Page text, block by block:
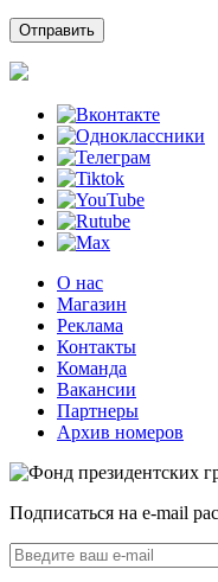
О нас
Магазин
Реклама
Контакты
Команда
Вакансии
Партнеры
Архив номеров
Подписаться на e-mail